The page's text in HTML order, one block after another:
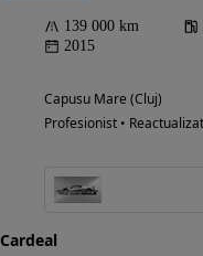
139 000 km
2015
Capusu Mare (Cluj)
Profesionist • Reactualizat
Cardeal